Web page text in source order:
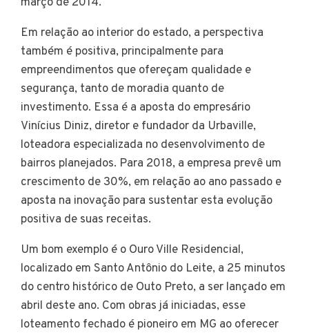
Em relação ao interior do estado, a perspectiva
também é positiva, principalmente para
empreendimentos que ofereçam qualidade e
segurança, tanto de moradia quanto de
investimento. Essa é a aposta do empresário
Vinícius Diniz, diretor e fundador da Urbaville,
loteadora especializada no desenvolvimento de
bairros planejados. Para 2018, a empresa prevê um
crescimento de 30%, em relação ao ano passado e
aposta na inovação para sustentar esta evolução
positiva de suas receitas.
Um bom exemplo é o Ouro Ville Residencial,
localizado em Santo Antônio do Leite, a 25 minutos
do centro histórico de Outo Preto, a ser lançado em
abril deste ano. Com obras já iniciadas, esse
loteamento fechado é pioneiro em MG ao oferecer